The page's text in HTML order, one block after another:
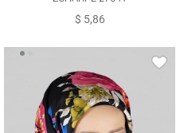
$ 5,86